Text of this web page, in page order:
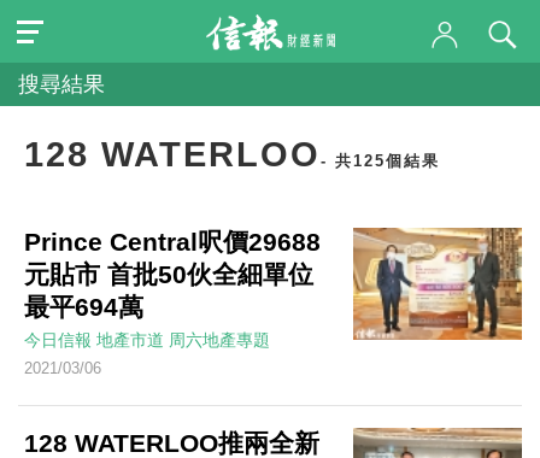
搜尋結果
128 WATERLOO - 共125個結果
Prince Central呎價29688
元貼市 首批50伙全細單位
最平694萬
今日信報 地產市道 周六地產專題
2021/03/06
128 WATERLOO推兩全新